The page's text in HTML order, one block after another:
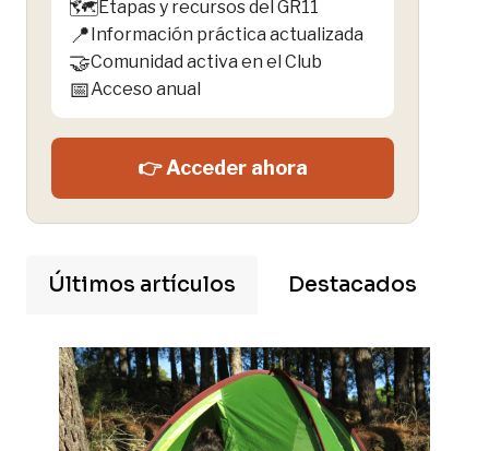
🗺️ Etapas y recursos del GR11
📍Información práctica actualizada
🤝Comunidad activa en el Club
📅Acceso anual
👉 Acceder ahora
Últimos artículos Destacados